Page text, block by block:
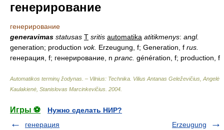
генерирование
генерирование
generavimas statusas T sritis automatika atitikmenys: angl.
generation; production vok. Erzeugung, f; Generation, f rus.
генерация, f; генерирование, n pranc. génération, f; production, f
Automatikos terminų žodynas. – Vilnius: Technika Vilius Antanas Geleževičius, Angelė
Kaulakienė, Stanislovas Marcinkevičius 2004
Игры ⚽
Нужно сделать НИР?
генерация
Erzeugung